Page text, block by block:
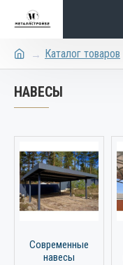
Каталог товаров
НАВЕСЫ
Современные
навесы